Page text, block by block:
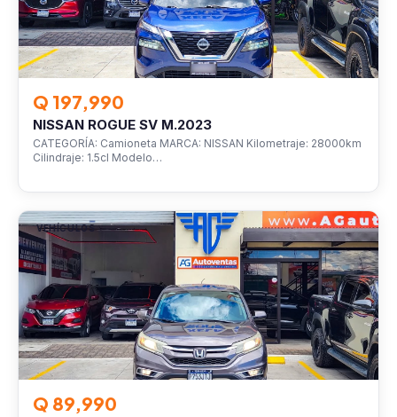
Q 197,990
NISSAN ROGUE SV M.2023
CATEGORÍA: Camioneta MARCA: NISSAN Kilometraje: 28000km
Cilindraje: 1.5cl Modelo…
VEHÍCULOS
Q 89,990